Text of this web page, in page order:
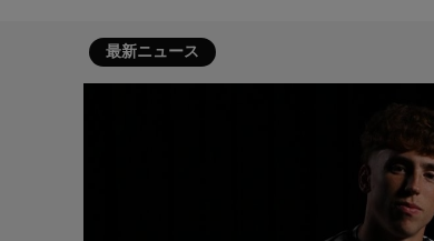
最新ニュース